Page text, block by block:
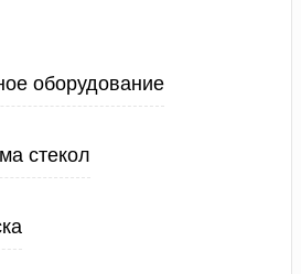
оборудование
стекол